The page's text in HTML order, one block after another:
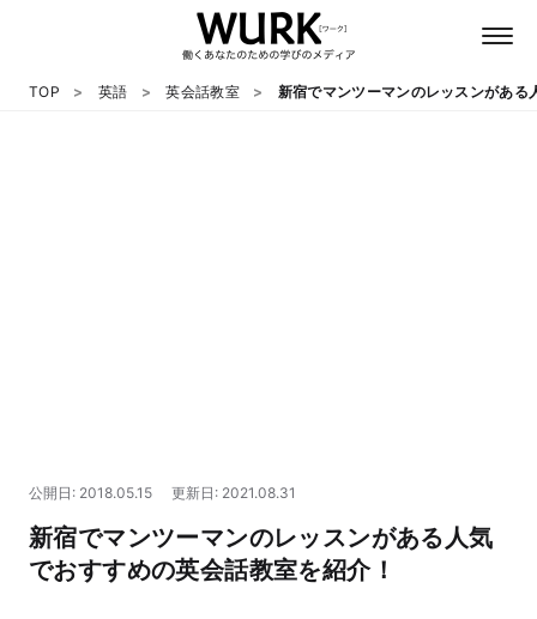
マネー
TOP 英語 英会話教室 新宿でマンツーマンのレッスンがあ
公開日: 2018.05.15 更新日: 2021.08.31
新宿でマンツーマンのレッスンがある人気
でおすすめの英会話教室を紹介！